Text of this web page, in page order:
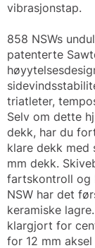
vibrasjonstap.
858 NSWs
patenterte
triatleter,
Selv om dette
dekk, har du
klare dekk med
mm dekk.
fartskontroll og
NSW har det
keramiske
klargjort for
for 12 mm